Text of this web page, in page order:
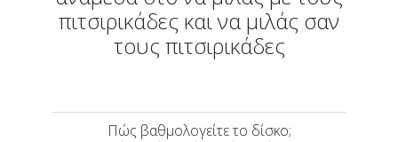
πιτσιρικάδες και να μιλάς σαν
τους πιτσιρικάδες
Πώς βαθμολογείτε το δίσκο;